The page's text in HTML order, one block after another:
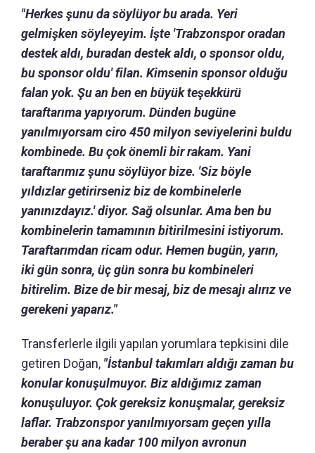
"Herkes şunu da söylüyor bu arada. Yeri
gelmişken söyleyeyim. İşte 'Trabzonspor oradan
destek aldı, buradan destek aldı, o sponsor oldu,
bu sponsor oldu' filan. Kimsenin sponsor olduğu
falan yok. Şu an ben en büyük teşekkürü
taraftarıma yapıyorum. Dünden bugüne
yanılmıyorsam ciro 450 milyon seviyelerini buldu
kombinede. Bu çok önemli bir rakam. Yani
taraftarımız şunu söylüyor bize. 'Siz böyle
yıldızlar getirirseniz biz de kombinelerle
yanınızdayız.' diyor. Sağ olsunlar. Ama ben bu
kombinelerin tamamının bitirilmesini istiyorum.
Taraftarımdan ricam odur. Hemen bugün, yarın,
iki gün sonra, üç gün sonra bu kombineleri
bitirelim. Bize de bir mesaj, biz de mesajı alırız ve
gerekeni yaparız."
Transferlerle ilgili yapılan yorumlara tepkisini dile
getiren Doğan, "İstanbul takımları aldığı zaman bu
konular konuşulmuyor. Biz aldığımız zaman
konuşuluyor. Çok gereksiz konuşmalar, gereksiz
laflar. Trabzonspor yanılmıyorsam geçen yılla
beraber şu ana kadar 100 milyon avronun